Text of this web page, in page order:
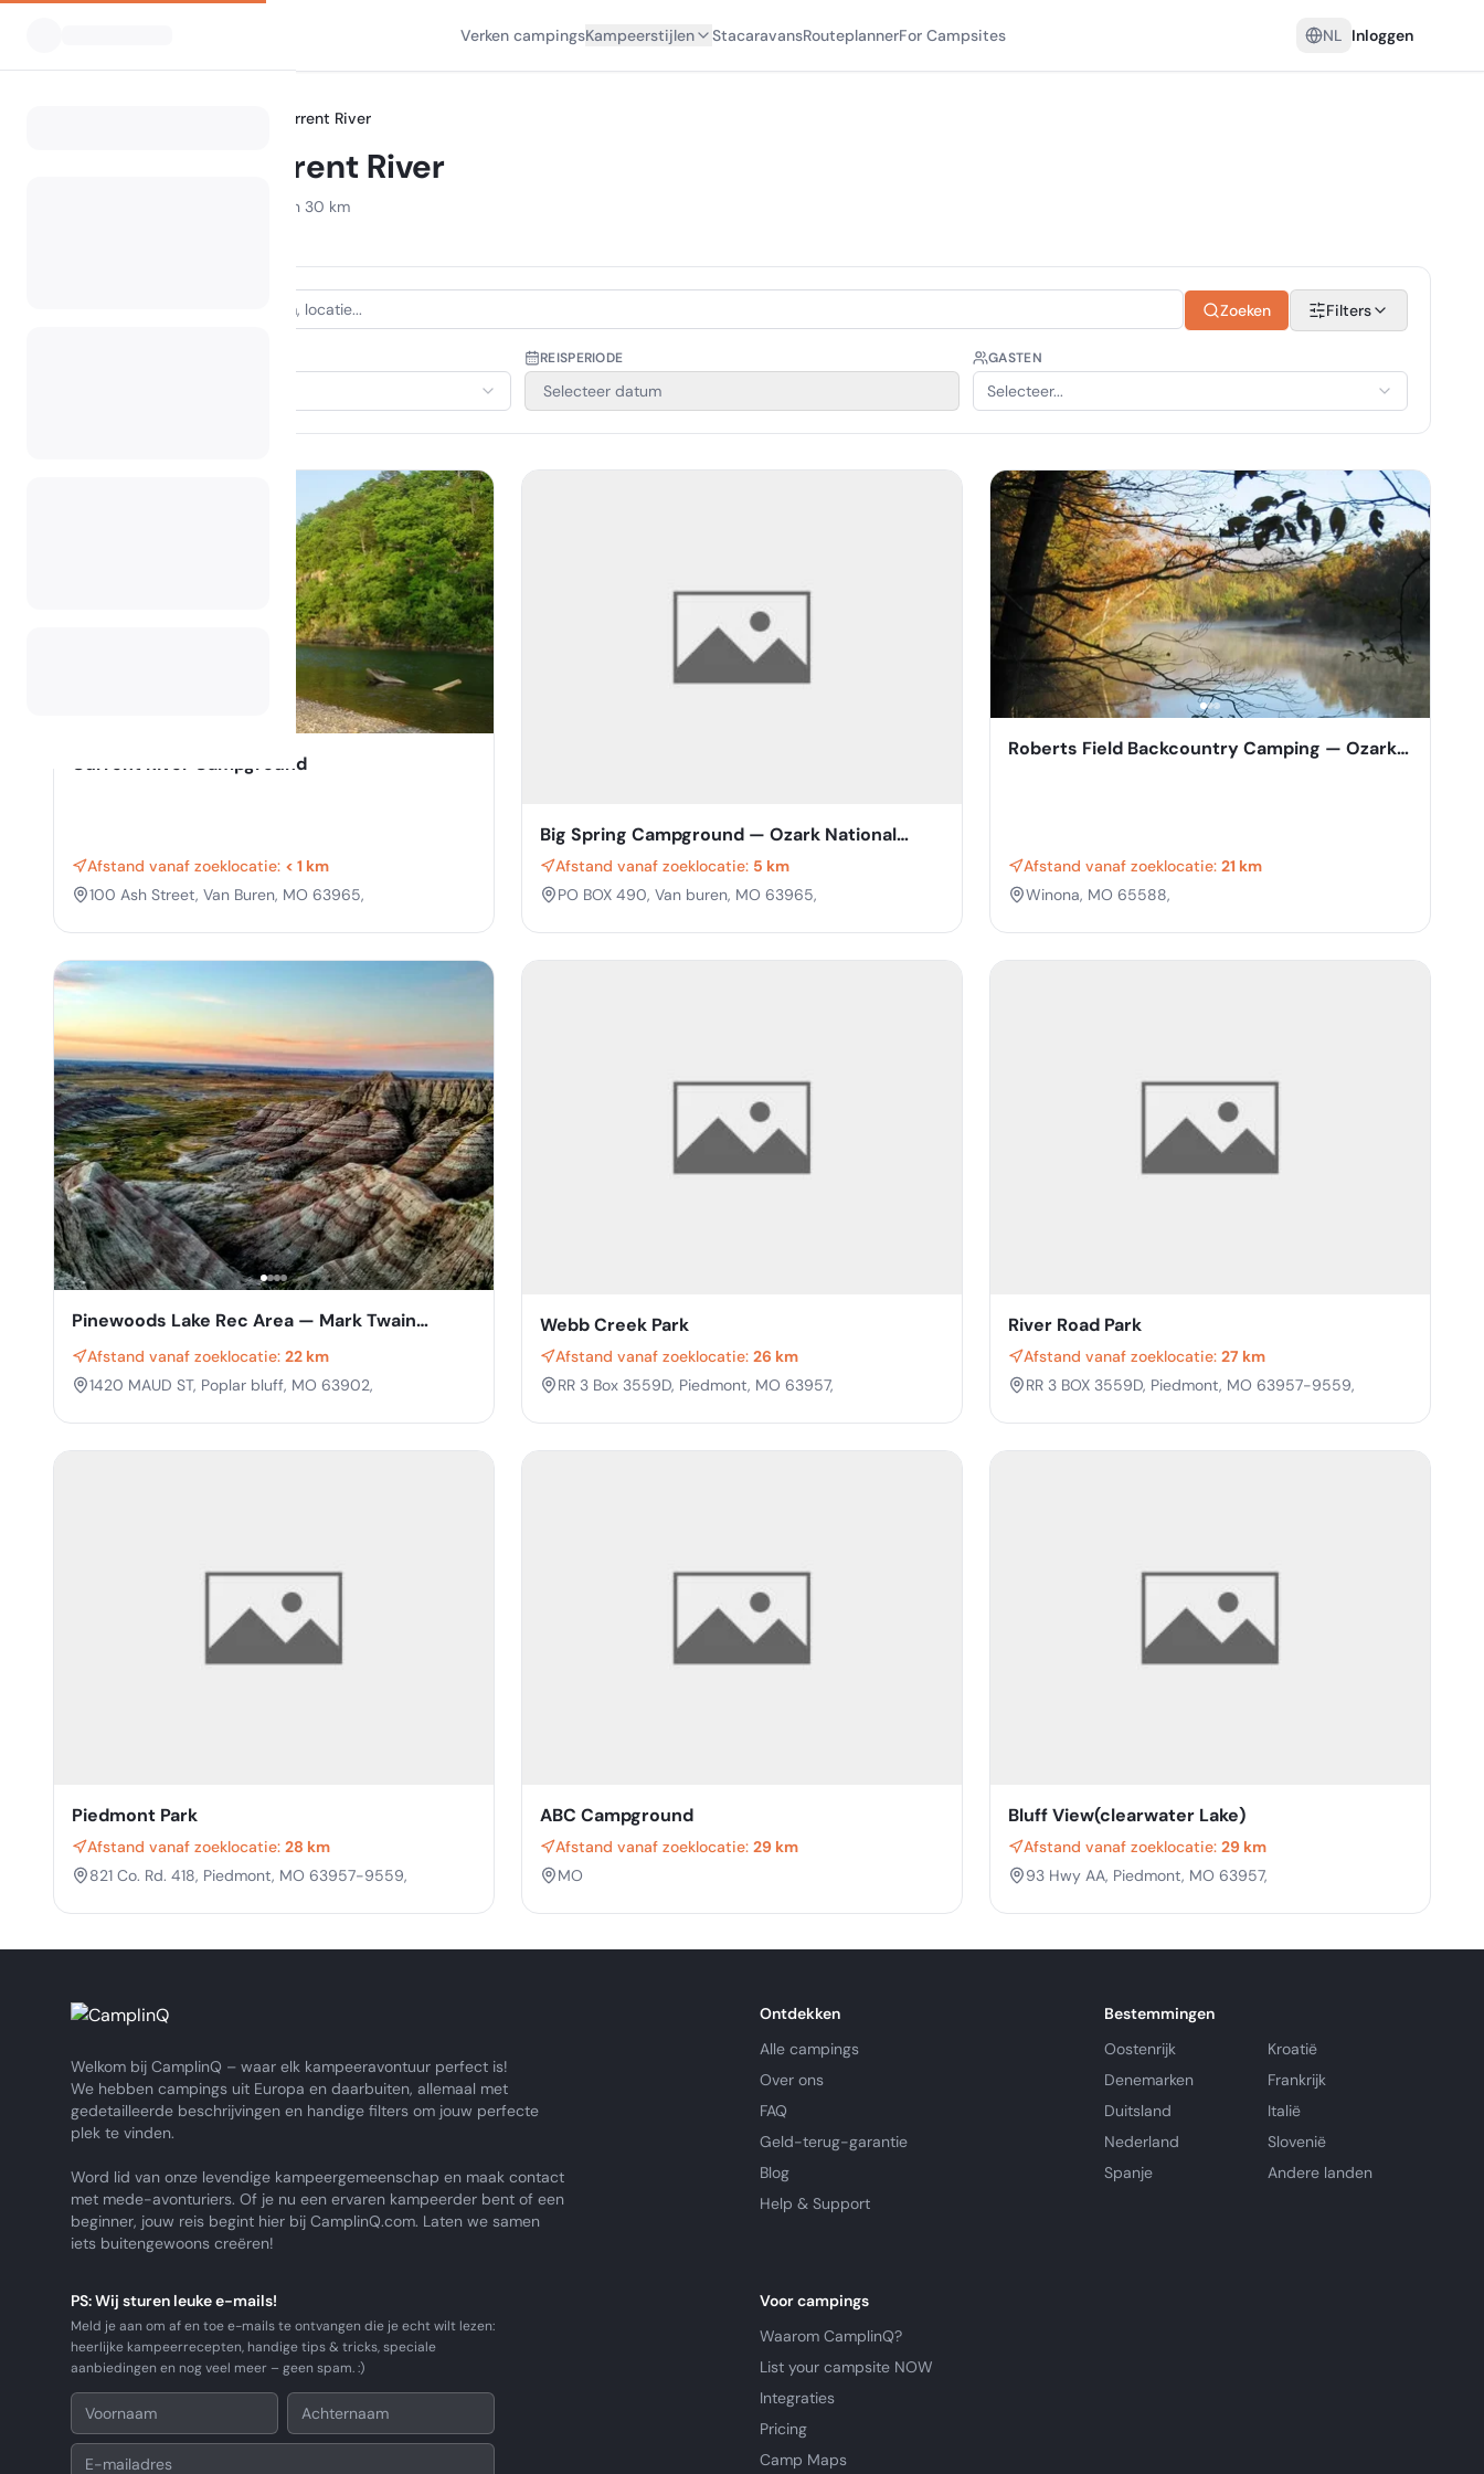
Verken campingsKampeerstijlen StacaravansRouteplannerFor Campsites NL Inloggen
Current River
Camping Current River
Campings binnen een straal van 30 km
Zoeken Filters
REISPERIODE
Selecteer datum
GASTEN
Selecteer...
Current River Campground
Afstand vanaf zoeklocatie: < 1 km
100 Ash Street, Van Buren, MO 63965,
Big Spring Campground — Ozark National
Scenic Riverway
Afstand vanaf zoeklocatie: 5 km
PO BOX 490, Van buren, MO 63965,
Roberts Field Backcountry Camping — Ozark
Afstand vanaf zoeklocatie: 21 km
Winona, MO 65588,
Pinewoods Lake Rec Area — Mark Twain
National Forest
Afstand vanaf zoeklocatie: 22 km
1420 MAUD ST, Poplar bluff, MO 63902,
Webb Creek Park
Afstand vanaf zoeklocatie: 26 km
RR 3 Box 3559D, Piedmont, MO 63957,
River Road Park
Afstand vanaf zoeklocatie: 27 km
RR 3 BOX 3559D, Piedmont, MO 63957-9559,
Piedmont Park
Afstand vanaf zoeklocatie: 28 km
821 Co. Rd. 418, Piedmont, MO 63957-9559,
ABC Campground
Afstand vanaf zoeklocatie: 29 km
MO
Bluff View(clearwater Lake)
Afstand vanaf zoeklocatie: 29 km
93 Hwy AA, Piedmont, MO 63957,
Welkom bij CamplinQ – waar elk kampeeravontuur perfect is!
We hebben campings uit Europa en daarbuiten, allemaal met
gedetailleerde beschrijvingen en handige filters om jouw perfecte
plek te vinden.
Word lid van onze levendige kampeergemeenschap en maak contact
met mede-avonturiers. Of je nu een ervaren kampeerder bent of een
beginner, jouw reis begint hier bij CamplinQ.com. Laten we samen
iets buitengewoons creëren!
Ontdekken
Alle campings
Over ons
FAQ
Geld-terug-garantie
Blog
Help & Support
Bestemmingen
Oostenrijk
Kroatië
Denemarken
Frankrijk
Duitsland
Italië
Nederland
Slovenië
Spanje
Andere landen
PS: Wij sturen leuke e-mails!
Meld je aan om af en toe e-mails te ontvangen die je echt wilt lezen:
heerlijke kampeerrecepten, handige tips & tricks, speciale
aanbiedingen en nog veel meer – geen spam. :)
Voor campings
Waarom CamplinQ?
List your campsite NOW
Integraties
Pricing
Camp Maps